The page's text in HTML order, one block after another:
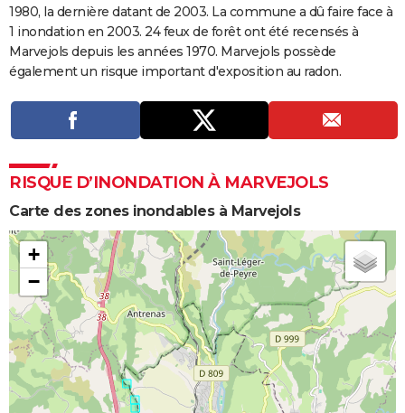
COPAINS D'AVANT
S'inscrire
Se connecter
Lycées
Collèges
Primaires
Universités
Entreprises
Service militaire
Avis de recherche
AVIS DE DÉCÈS
FORUM
Lifestyle
Sport
Television
Cinema
1980, la dernière datant de 2003. La commune a dû faire face à
1 inondation en 2003. 24 feux de forêt ont été recensés à
Marvejols depuis les années 1970. Marvejols possède
également un risque important d'exposition au radon.
RISQUE D’INONDATION À MARVEJOLS
Carte des zones inondables à Marvejols
+
−